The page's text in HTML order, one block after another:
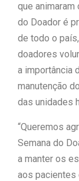
que animaram
do Doador é
de todo o
doadores
a importância
manutenção
das unidades
“Queremos
Semana do
a manter os
aos pacientes